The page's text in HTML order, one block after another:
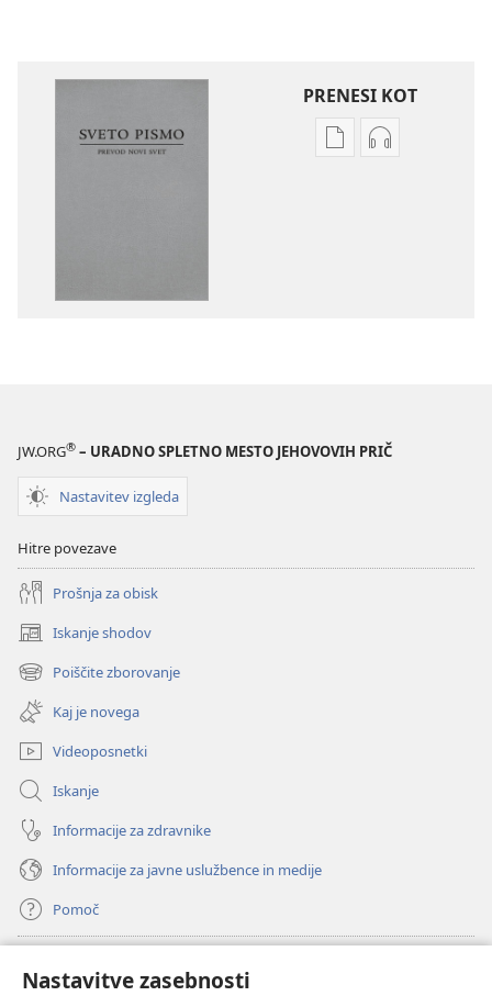
Nastavitve zasebnosti
PRENESI KOT
MožnostiMožnosti
2021)
JW.ORG® – URADNO SPLETNO MESTO JEHOVOVIH PRIČ
Nastavitev izgleda
Hitre povezave
Prošnja za obisk
Iskanje shodov
(odpre
novo
okno)
Poiščite zborovanje
(odpre
novo
okno)
Kaj je novega
Videoposnetki
Iskanje
Informacije za zdravnike
Informacije za javne uslužbence in medije
Pomoč
(odpre